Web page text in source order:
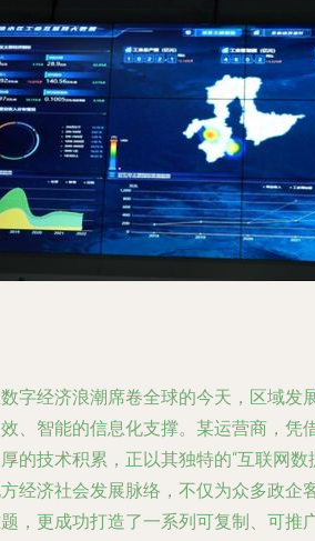
字经济浪潮席卷全球的今天，区域发
、智能的信息化支撑。某运营商，凭
的技术积累，正以其独特的“互联网
经济社会发展脉络，不仅为众多政企
，更成功打造了一系列可复制、可推